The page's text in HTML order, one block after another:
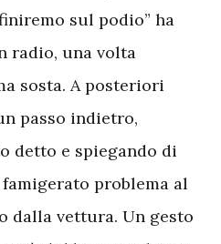
sul podio” ha
radio, una volta
sosta. A posteriori
passo indietro,
detto e spiegando di
problema al
dalla vettura. Un gesto